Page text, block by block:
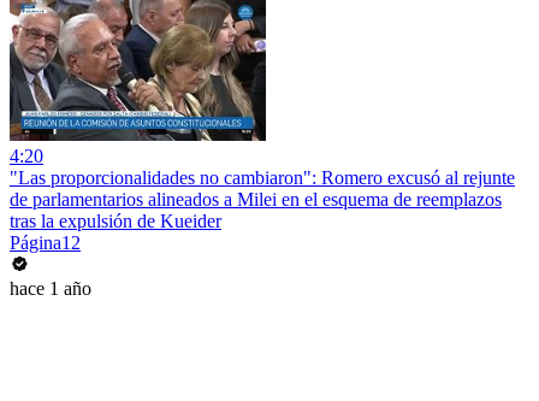
4:20
"Las proporcionalidades no cambiaron": Romero excusó al rejunte
de parlamentarios alineados a Milei en el esquema de reemplazos
tras la expulsión de Kueider
Página12
hace 1 año